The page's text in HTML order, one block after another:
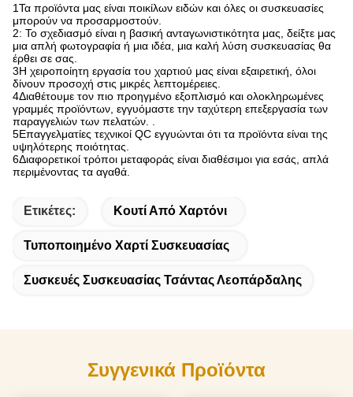
1Τα προϊόντα μας είναι ποικίλων ειδών και όλες οι συσκευασίες
μπορούν να προσαρμοστούν.
2: Το σχεδιασμό είναι η βασική ανταγωνιστικότητα μας, δείξτε μας
μια απλή φωτογραφία ή μια ιδέα, μια καλή λύση συσκευασίας θα
έρθει σε σας.
3Η χειροποίητη εργασία του χαρτιού μας είναι εξαιρετική, όλοι
δίνουν προσοχή στις μικρές λεπτομέρειες.
4Διαθέτουμε τον πιο προηγμένο εξοπλισμό και ολοκληρωμένες
γραμμές προϊόντων, εγγυόμαστε την ταχύτερη επεξεργασία των
παραγγελιών των πελατών. .
5Επαγγελματίες τεχνικοί QC εγγυώνται ότι τα προϊόντα είναι της
υψηλότερης ποιότητας.
6Διαφορετικοί τρόποι μεταφοράς είναι διαθέσιμοι για εσάς, απλά
περιμένοντας τα αγαθά.
Ετικέτες: Κουτί Από Χαρτόνι
Τυποποιημένο Χαρτί Συσκευασίας
Συσκευές Συσκευασίας Τσάντας Λεοπάρδαλης
Συγγενικά Προϊόντα